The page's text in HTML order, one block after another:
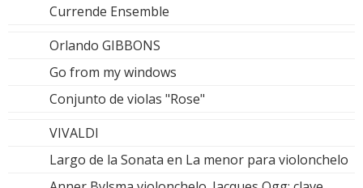
Currende Ensemble
Orlando GIBBONS
Go from my windows
Conjunto de violas "Rose"
VIVALDI
Largo de la Sonata en La menor para violonchelo